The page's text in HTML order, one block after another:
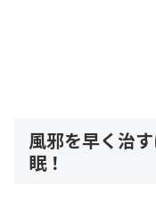
風邪を早く治
眠！